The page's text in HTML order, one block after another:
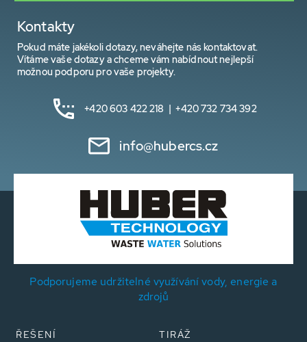
Kontakty
Pokud máte jakékoli dotazy, neváhejte nás kontaktovat.
Vítáme vaše dotazy a chceme vám nabídnout nejlepší
možnou podporu pro vaše projekty.
+420 603 422 218 | +420 732 734 392
info@hubercs.cz
Podporujeme udržitelné využívání vody, energie a
zdrojů
ŘEŠENÍ
TIRÁŽ